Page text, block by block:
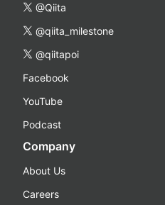
@Qiita
@qiita_milestone
@qiitapoi
Facebook
YouTube
Podcast
Company
About Us
Careers